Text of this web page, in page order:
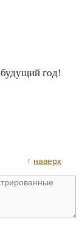
год!
↑ наверх